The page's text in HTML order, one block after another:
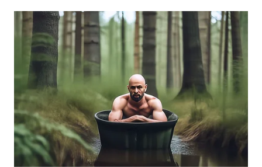
TIMUR
WN
SEMARANG
WN
SOLO
WN
BOROBUDUR